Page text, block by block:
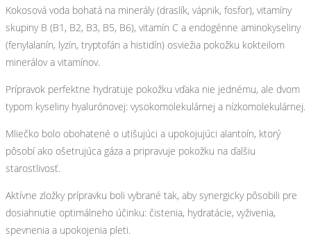
Kokosová voda bohatá na minerály (draslík, vápnik, fosfor), vitamíny
skupiny B (B1, B2, B3, B5, B6), vitamín C a endogénne aminokyseliny
(fenylalanín, lyzín, tryptofán a histidín) osviežia pokožku kokteilom
minerálov a vitamínov.
Prípravok perfektne hydratuje pokožku vďaka nie jednému, ale dvom
typom kyseliny hyalurónovej: vysokomolekulárnej a nízkomolekulárnej.
Mliečko bolo obohatené o utišujúci a upokojujúci alantoín, ktorý
pôsobí ako ošetrujúca gáza a pripravuje pokožku na ďalšiu
starostlivosť.
Aktívne zložky prípravku boli vybrané tak, aby synergicky pôsobili pre
dosiahnutie optimálneho účinku: čistenia, hydratácie, vyživenia,
spevnenia a upokojenia pleti.